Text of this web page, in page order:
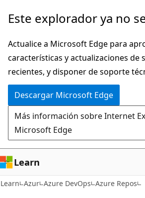
Ir
contenido
principal
Este explorador ya no
Actualice a Microsoft Edge para
características y actualizaciones de
recientes, y disponer de soporte
Descargar Microsoft Edge
Más información sobre Internet
Microsoft Edge
Learn
Learn Azur Azure DevOps Azure Repos